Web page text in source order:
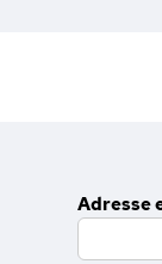
Adresse